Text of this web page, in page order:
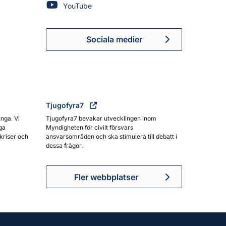
Myndigheten för civilt försvar på
YouTube
Myndigheten för civilt
Sociala medier
Vi
och
Tjugofyra7
Tjugofyra7 bevakar utvecklingen inom
Myndigheten för civilt försvars
ansvarsområden och ska stimulera till debatt i
dessa frågor.
Fler webbplatser